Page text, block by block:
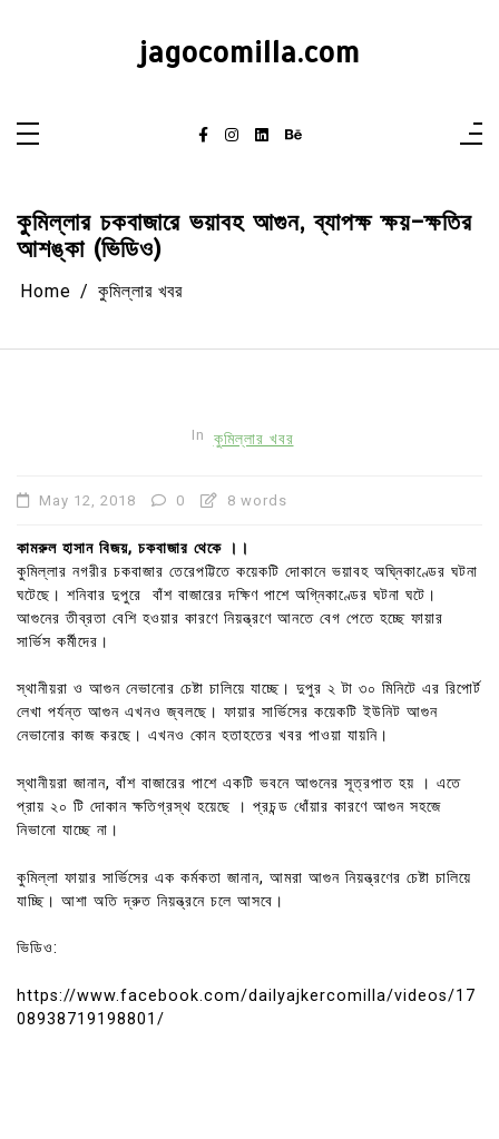
jagocomilla.com
কুমিল্লার চকবাজারে ভয়াবহ আগুন, ব্যাপক্ষ ক্ষয়-ক্ষতির
আশঙ্কা (ভিডিও)
Home কুমিল্লার খবর
In কুমিল্লার খবর
May 12, 2018 0 8 words
কামরুল হাসান বিজয়, চকবাজার থেকে ।।
কুমিল্লার নগরীর চকবাজার তেরেপট্টিতে কয়েকটি দোকানে ভয়াবহ অঘ্নিকাণ্ডের ঘটনা
ঘটেছে। শনিবার দুপুরে বাঁশ বাজারের দক্ষিণ পাশে অগ্নিকাণ্ডের ঘটনা ঘটে।
আগুনের তীব্রতা বেশি হওয়ার কারণে নিয়ন্ত্রণে আনতে বেগ পেতে হচ্ছে ফায়ার
সার্ভিস কর্মীদের।
স্থানীয়রা ও আগুন নেভানোর চেষ্টা চালিয়ে যাচ্ছে। দুপুর ২ টা ৩০ মিনিটে এর রিপোর্ট
লেখা পর্যন্ত আগুন এখনও জ্বলছে। ফায়ার সার্ভিসের কয়েকটি ইউনিট আগুন
নেভানোর কাজ করছে। এখনও কোন হতাহতের খবর পাওয়া যায়নি।
স্থানীয়রা জানান, বাঁশ বাজারের পাশে একটি ভবনে আগুনের সূত্রপাত হয় । এতে
প্রায় ২০ টি দোকান ক্ষতিগ্রস্থ হয়েছে । প্রচন্ড ধোঁয়ার কারণে আগুন সহজে
নিভানো যাচ্ছে না।
কুমিল্লা ফায়ার সার্ভিসের এক কর্মকতা জানান, আমরা আগুন নিয়ন্ত্রণের চেষ্টা চালিয়ে
যাচ্ছি। আশা অতি দ্রুত নিয়ন্ত্রনে চলে আসবে।
ভিডিও:
https://www.facebook.com/dailyajkercomilla/videos/17
08938719198801/